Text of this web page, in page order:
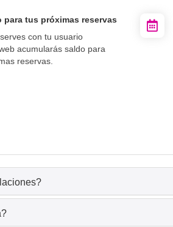
para tus próximas reservas
con tu usuario
acumularás saldo para
reservas.